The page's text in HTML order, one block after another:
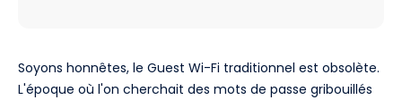
Soyons honnêtes, le Guest Wi-Fi traditionnel est obsolète.
L'époque où l'on cherchait des mots de passe gribouillés